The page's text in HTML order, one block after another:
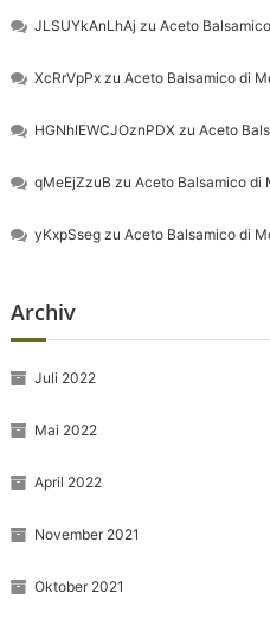
JLSUYkAnLhAj zu Aceto
XcRrVpPxzu Aceto Balsamico di
HGNhIEWCJOznPDX zu Aceto
qMeEjZzuB zu Aceto Balsamico di
yKxpSsegzu Aceto Balsamico di
Archiv
Juli 2022
Mai 2022
April 2022
November 2021
Oktober 2021